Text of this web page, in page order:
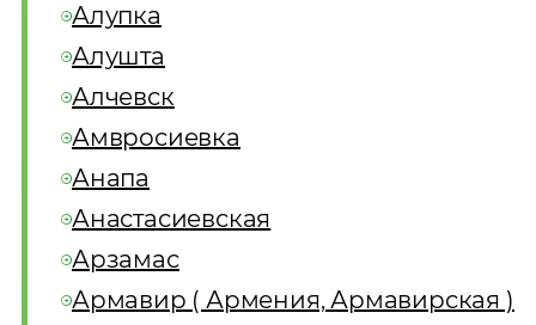
Алупка
Алушта
Алчевск
Амвросиевка
Анапа
Анастасиевская
Арзамас
Армавир ( Армения, Армавирская )